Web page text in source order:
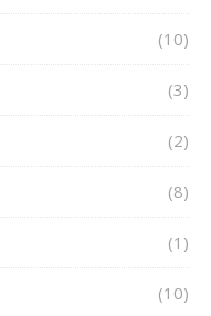
(10)
(3)
(2)
(8)
(1)
(10)